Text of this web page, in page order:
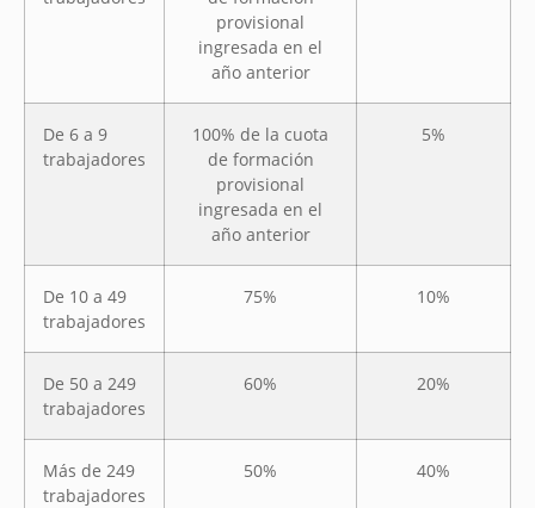
provisional
ingresada en el
año anterior
De 6 a 9
trabajadores
100% de la cuota
de formación
provisional
ingresada en el
año anterior
5%
De 10 a 49
trabajadores
75% 10%
De 50 a 249
trabajadores
60% 20%
Más de 249
trabajadores
50% 40%